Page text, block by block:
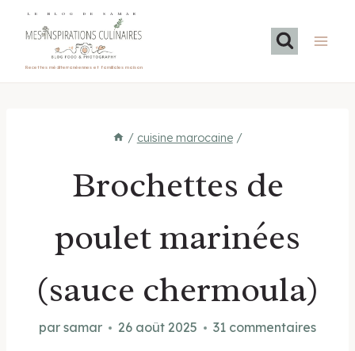
LE BLOG DE SAMAR
Recettes méditerranéennes et familiales maison
/ cuisine marocaine /
Brochettes de
poulet marinées
(sauce chermoula)
par samar 26 août 2025 31 commentaires